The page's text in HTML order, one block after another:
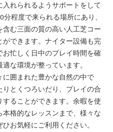
れられるようサポートをして
程度で来られる場所にあり、
む三面の質の高い人工芝コー
ができます。ナイター設備も完
忙しく日中のプレイ時間を確
な環境が整っています。
囲まれた豊かな自然の中で
とくつろいだり、プレイの合
ることができます。余暇を使
格的なレッスンまで、様々な
お気軽にご利用ください。